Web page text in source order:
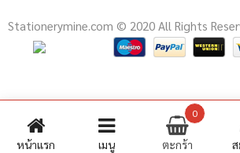
หน้าแรก เมนู
0
ตะกร้า
Stationerymine.com © 2020 All Rights